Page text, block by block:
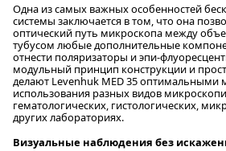
Одна из самых важных особенностей
системы заключается в том, что она
оптический путь микроскопа между
тубусом любые дополнительные
отнести поляризаторы и эпи-
модульный принцип конструкции и
делают Levenhuk MED 35 оптимальными
использования разных видов
гематологических, гистологических,
других лабораториях.
Визуальные наблюдения без